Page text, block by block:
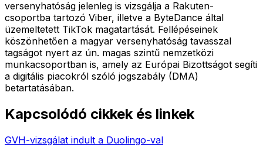
versenyhatóság jelenleg is vizsgálja a Rakuten-
csoportba tartozó Viber, illetve a ByteDance által
üzemeltetett TikTok magatartását. Fellépéseinek
köszönhetően a magyar versenyhatóság tavasszal
tagságot nyert az ún. magas szintű nemzetközi
munkacsoportban is, amely az Európai Bizottságot segíti
a digitális piacokról szóló jogszabály (DMA)
betartatásában.
Kapcsolódó cikkek és linkek
GVH-vizsgálat indult a Duolingo-val